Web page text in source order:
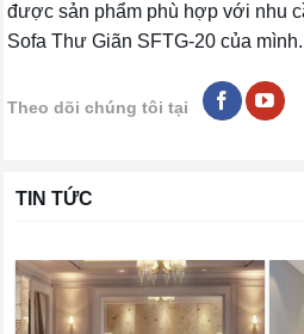
được sản phẩm phù hợp với nhu
Sofa Thư Giãn SFTG-20 của mình.
Theo dõi chúng tôi tại
TIN TỨC